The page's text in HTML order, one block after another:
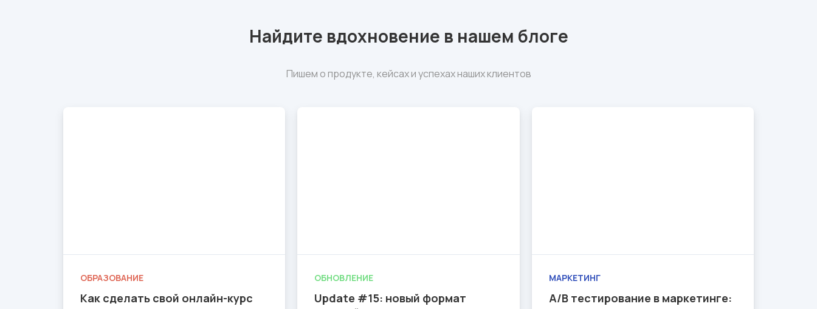
Найдите вдохновение в нашем блоге
Пишем о продукте, кейсах и успехах наших клиентов
ОБРАЗОВАНИЕ
Как сделать свой онлайн-курс
ОБНОВЛЕНИЕ
Update #15: новый формат
МАРКЕТИНГ
A/B тестирование в маркетинге: